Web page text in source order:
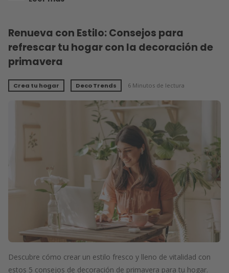
Renueva con Estilo: Consejos para
refrescar tu hogar con la decoración de
primavera
Crea tu hogar Deco Trends 6 Minutos de lectura
Descubre cómo crear un estilo fresco y lleno de vitalidad con
estos 5 consejos de decoración de primavera para tu hogar.